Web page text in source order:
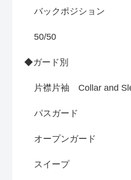
バックポジション
50/50
◆ガード別
片襟片袖 Collar and
パスガード
オープンガード
スイープ